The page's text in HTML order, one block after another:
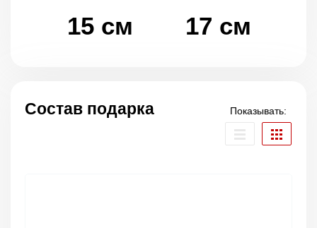
15 см 17 см
Состав подарка Показывать: